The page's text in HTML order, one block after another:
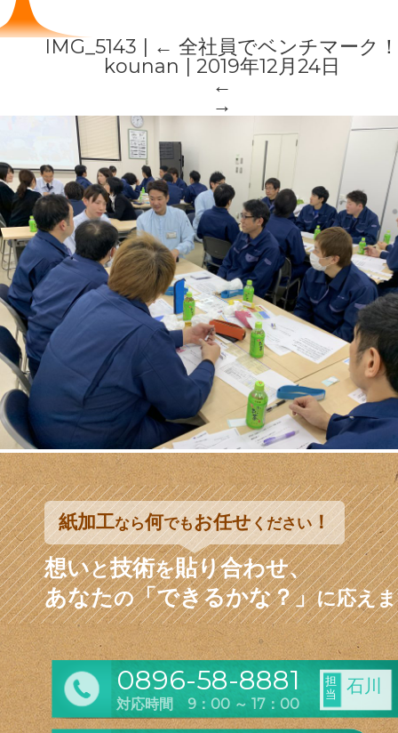
IMG_5143 ←全社員でベンチマーク
kounan
2019年12月24日
←
→
紙加工なら何でもお任せください！
想いと技術を貼り合わせ、
あなたの「できるかな？」に応え
0896-58-8881
対応時間 9：00 ～ 17：00
担
当
石川